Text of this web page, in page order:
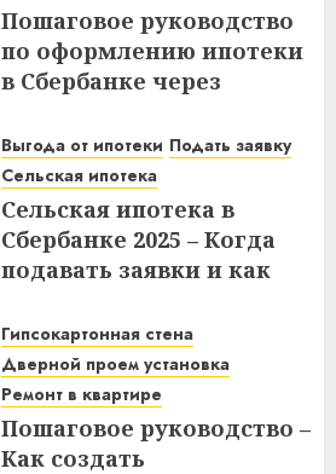
18.12.2025
Пошаговое руководство
по оформлению ипотеки
в Сбербанке через
советы
08.12.2025
Выгода от ипотеки Подать заявку
Сельская ипотека
Сельская ипотека в
Сбербанке 2025 – Когда
подавать заявки и как
03.12.2025
Гипсокартонная стена
Дверной проем установка
Ремонт в квартире
Пошаговое руководство –
Как создать